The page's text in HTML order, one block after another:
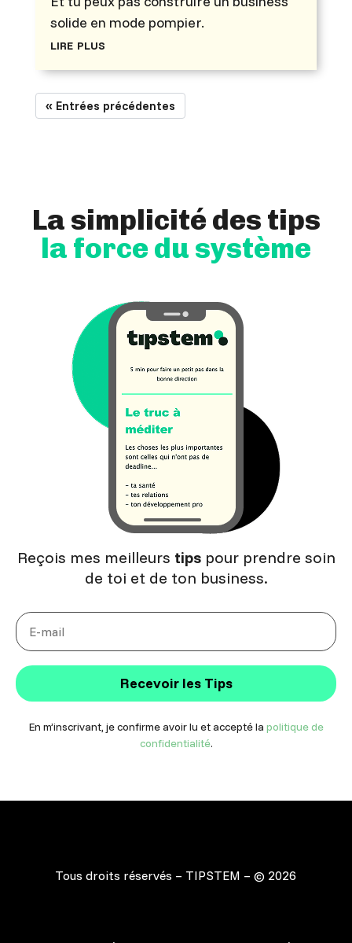
solide en mode pompier.
lire plus
« Entrées précédentes
La simplicité des tips
la force du système
Reçois mes meilleurs tipspour prendre soin
de toi et de ton business.
Recevoir les Tips
En m’inscrivant, je confirme avoir lu et accepté la politique de
confidentialité.
Tous droits réservés – TIPSTEM – © 2026